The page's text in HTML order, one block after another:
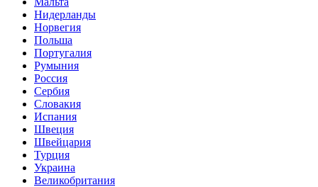
Нидерланды
Норвегия
Польша
Португалия
Румыния
Россия
Сербия
Словакия
Испания
Швеция
Швейцария
Турция
Украина
Великобритания